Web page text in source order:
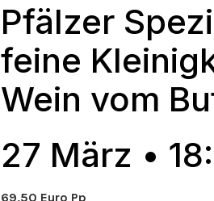
Pfälzer
feine
Wein vom
27 März •
69,50 Euro Pp